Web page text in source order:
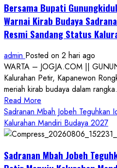
Bersama Bupati
Warnai Kirab Budaya
Resmi Sandang Status
admin Posted on 2 hari ago
WARTA – JOGJA.COM ||
Kalurahan Petir, Kapanewon
meriah kirab budaya dalam
Read More
more
about
Bersama
Gunungkidul
Sadranan Mbah Jobeh Teguhkan
Kalurahan Mandiri Budaya 2027
Sadranan Mbah Jobeh